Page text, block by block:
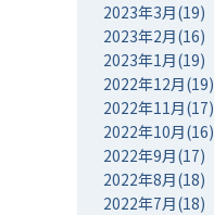
2023年3月(19)
2023年2月(16)
2023年1月(19)
2022年12月(19)
2022年11月(17)
2022年10月(16)
2022年9月(17)
2022年8月(18)
2022年7月(18)